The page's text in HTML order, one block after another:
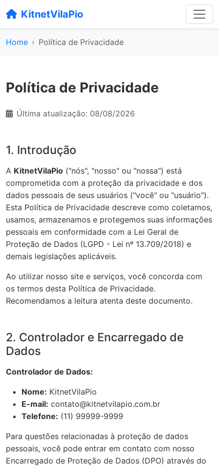
KitnetVilaPio
Home Política de Privacidade
Política de Privacidade
Última atualização: 08/08/2026
1. Introdução
A KitnetVilaPio ("nós", "nosso" ou "nossa") está
comprometida com a proteção da privacidade e dos
dados pessoais de seus usuários ("você" ou "usuário").
Esta Política de Privacidade descreve como coletamos,
usamos, armazenamos e protegemos suas informações
pessoais em conformidade com a Lei Geral de
Proteção de Dados (LGPD - Lei nº 13.709/2018) e
demais legislações aplicáveis.
Ao utilizar nosso site e serviços, você concorda com
os termos desta Política de Privacidade.
Recomendamos a leitura atenta deste documento.
2. Controlador e Encarregado de
Dados
Controlador de Dados:
Nome: KitnetVilaPio
E-mail: contato@kitnetvilapio.com.br
Telefone: (11) 99999-9999
Para questões relacionadas à proteção de dados
pessoais, você pode entrar em contato com nosso
Encarregado de Proteção de Dados (DPO) através do